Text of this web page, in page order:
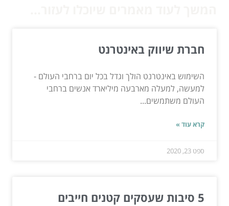
חברת שיווק באינטרנט
השימוש באינטרנט הולך וגדל בכל יום ברחבי העולם -
למעשה, למעלה מארבעה מיליארד אנשים ברחבי
העולם משתמשים...
קרא עוד »
ספט 23, 2020
5 סיבות שעסקים קטנים חייבים